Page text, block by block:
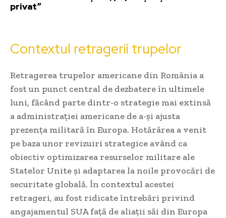
privat”
Contextul retragerii trupelor
Retragerea trupelor americane din România a
fost un punct central de dezbatere în ultimele
luni, făcând parte dintr-o strategie mai extinsă
a administrației americane de a-și ajusta
prezența militară în Europa. Hotărârea a venit
pe baza unor revizuiri strategice având ca
obiectiv optimizarea resurselor militare ale
Statelor Unite și adaptarea la noile provocări de
securitate globală. În contextul acestei
retrageri, au fost ridicate întrebări privind
angajamentul SUA față de aliații săi din Europa